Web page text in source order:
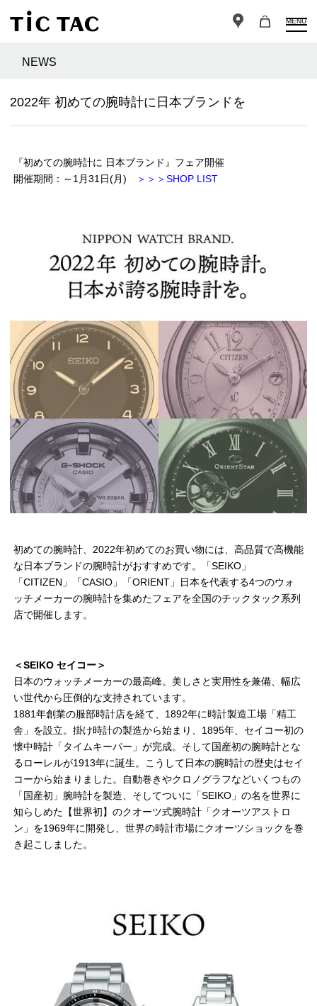
MENU
NEWS
2022年 初めての腕時計に日本ブランドを
『初めての腕時計に 日本ブランド』フェア開催
開催期間：～1月31日(月)
＞＞＞SHOP LIST
初めての腕時計、2022年初めてのお買い物には、高品質で高機能
な日本ブランドの腕時計がおすすめです。「SEIKO」
「CITIZEN」「CASIO」「ORIENT」日本を代表する4つのウォ
ッチメーカーの腕時計を集めたフェアを全国のチックタック系列
店で開催します。
＜SEIKO セイコー＞
日本のウォッチメーカーの最高峰。美しさと実用性を兼備、幅広
い世代から圧倒的な支持されています。
1881年創業の服部時計店を経て、1892年に時計製造工場「精工
舎」を設立。掛け時計の製造から始まり、1895年、セイコー初の
懐中時計「タイムキーパー」が完成。そして国産初の腕時計とな
るローレルが1913年に誕生。こうして日本の腕時計の歴史はセイ
コーから始まりました。自動巻きやクロノグラフなどいくつもの
「国産初」腕時計を製造、そしてついに「SEIKO」の名を世界に
知らしめた【世界初】のクオーツ式腕時計「クオーツアストロ
ン」を1969年に開発し、世界の時計市場にクオーツショックを巻
き起こしました。